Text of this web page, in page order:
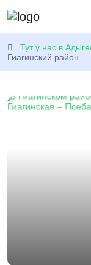
Тут у нас в
Гиагинский район